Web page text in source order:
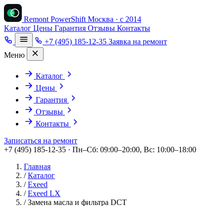
Remont PowerShift Москва · с 2014
Каталог Цены Гарантия Отзывы Контакты
+7 (495) 185-12-35 Заявка на ремонт
Меню
Каталог
Цены
Гарантия
Отзывы
Контакты
Записаться на ремонт
+7 (495) 185-12-35 · Пн–Сб: 09:00–20:00, Вс: 10:00–18:00
Главная
/ Каталог
/ Exeed
/ Exeed LX
/ Замена масла и фильтра DCT